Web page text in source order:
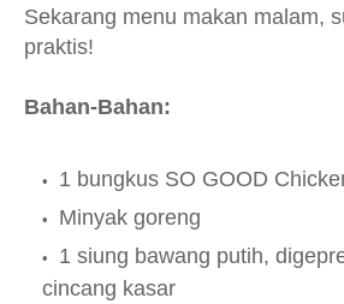
Sekarang menu makan malam,
praktis!
Bahan-Bahan:
1 bungkus SO GOOD
Minyak goreng
1 siung bawang putih,
cincang kasar